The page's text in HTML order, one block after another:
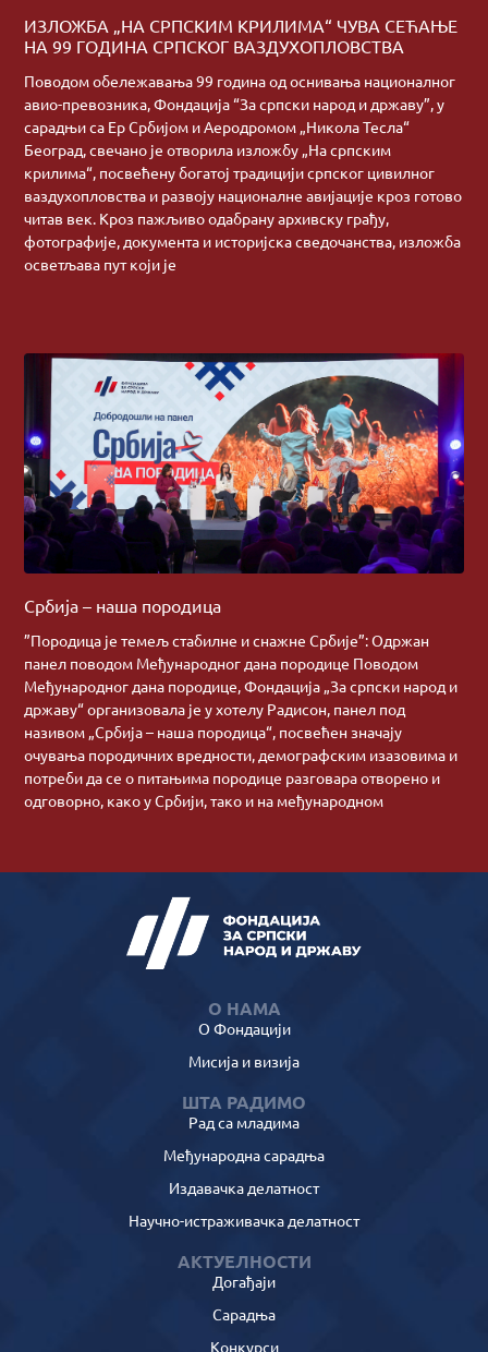
ИЗЛОЖБА „НА СРПСКИМ КРИЛИМА“ ЧУВА СЕЋАЊЕ
НА 99 ГОДИНА СРПСКОГ ВАЗДУХОПЛОВСТВА
Поводом обележавања 99 година од оснивања националног
авио-превозника, Фондација “За српски народ и државу”, у
сарадњи са Ер Србијом и Аеродромом „Никола Тесла“
Београд, свечано је отворила изложбу „На српским
крилима“, посвећену богатој традицији српског цивилног
ваздухопловства и развоју националне авијације кроз готово
читав век. Кроз пажљиво одабрану архивску грађу,
фотографије, документа и историјска сведочанства, изложба
осветљава пут који је
Србија – наша породица
”Породица је темељ стабилне и снажне Србије”: Одржан
панел поводом Међународног дана породице Поводом
Међународног дана породице, Фондација „За српски народ и
државу“ организовала је у хотелу Радисон, панел под
називом „Србија – наша породица“, посвећен значају
очувања породичних вредности, демографским изазовима и
потреби да се о питањима породице разговара отворено и
одговорно, како у Србији, тако и на међународном
О НАМА
О Фондацији
Мисија и визија
ШТА РАДИМО
Рад са младима
Међународна сарадња
Издавачка делатност
Научно-истраживачка делатност
АКТУЕЛНОСТИ
Догађаји
Сарадња
Конкурси